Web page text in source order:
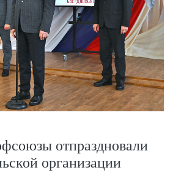
отпраздновали
организации